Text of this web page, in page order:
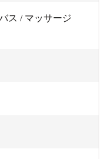
ス / マッサージ